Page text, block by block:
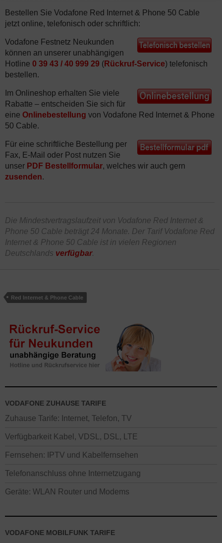
Bestellen Sie Vodafone Red Internet & Phone 50 Cable
jetzt online, telefonisch oder schriftlich:
Vodafone Festnetz Neukunden
können an unserer unabhängigen
Hotline 0 39 43 / 40 999 29 (Rückruf-Service) telefonisch
bestellen.
Im Onlineshop erhalten Sie viele
Rabatte – entscheiden Sie sich für
eine Onlinebestellung von Vodafone Red Internet & Phone
50 Cable.
Für eine schriftliche Bestellung per
Fax, E-Mail oder Post nutzen Sie
unser PDF Bestellformular, welches wir auch gern
zusenden.
Die Mindestvertragslaufzeit von Vodafone Red Internet &
Phone 50 Cable beträgt 24 Monate. Der Tarif Vodafone Red
Internet & Phone 50 Cable ist in vielen Regionen
Deutschlands verfügbar.
Red Internet & Phone Cable
VODAFONE ZUHAUSE TARIFE
Zuhause Tarife: Internet, Telefon, TV
Verfügbarkeit Kabel, VDSL, DSL, LTE
Fernsehen: IPTV und Kabelfernsehen
Telefonanschluss ohne Internetzugang
Geräte: WLAN Router und Modems
VODAFONE MOBILFUNK TARIFE